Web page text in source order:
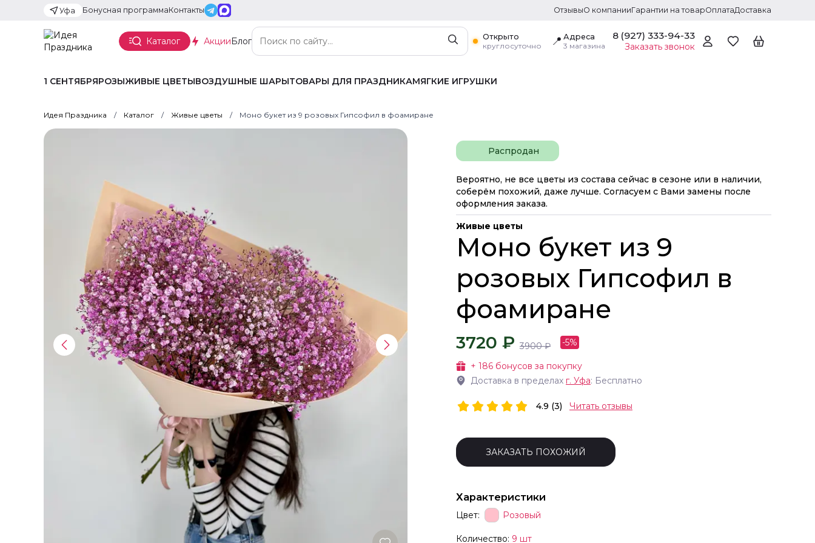
Уфа Бонусная программаКонтакты ОтзывыО компанииГарантии на товарОплатаДоставка
Каталог АкцииБлог
Открыто
круглосуточно
📍 Адреса
3 магазина
8 (927) 333-94-33
Заказать звонок
1 СЕНТЯБРЯРОЗЫЖИВЫЕ ЦВЕТЫВОЗДУШНЫЕ ШАРЫТОВАРЫ ДЛЯ ПРАЗДНИКАМЯГКИЕ ИГРУШКИ
Идея Праздника Каталог Живые цветы Моно букет из 9 розовых Гипсофил в фоамиране
Распродан
Вероятно, не все цветы из состава сейчас в сезоне или в наличии,
соберём похожий, даже лучше. Согласуем с Вами замены после
оформления заказа.
Живые цветы
Моно букет из 9
розовых Гипсофил в
фоамиране
3720 ₽ 3900₽ -5%
+ 186 бонусов за покупку
Доставка в пределах г. Уфа: Бесплатно
4.9 (3) Читать отзывы
ЗАКАЗАТЬ ПОХОЖИЙ
Характеристики
Цвет: Розовый
Количество: 9 шт